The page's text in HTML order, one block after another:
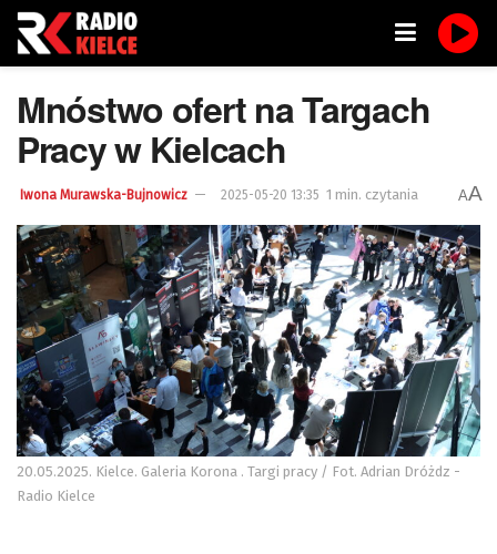
Mnóstwo ofert na Targach
Pracy w Kielcach
Iwona Murawska-Bujnowicz 2025-05-20 13:35 1 min. czytania AA
20.05.2025. Kielce. Galeria Korona . Targi pracy / Fot. Adrian Dróżdz -
Radio Kielce